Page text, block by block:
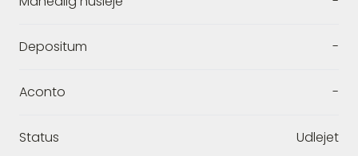
Depositum -
Aconto -
Status Udlejet